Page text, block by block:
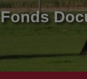
Fonds